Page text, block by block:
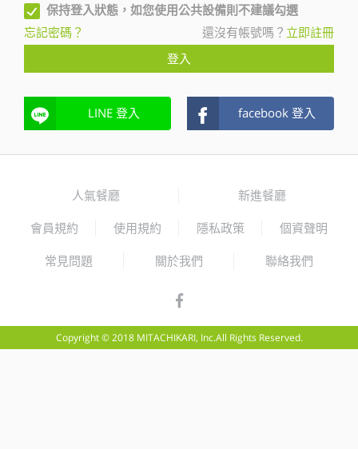
保持登入狀態，如您使用公共設備則不建議勾選
忘記密碼？
還沒有帳號嗎？ 立即註冊
登入
LINE 登入 facebook 登入
人氣餐廳 新進餐廳
會員規約 使用規約 隱私政策 個資聲明
常見問題 關於我們 聯絡我們
Copyright © 2018 MITACHIKARI, Inc.All Rights Reserved.